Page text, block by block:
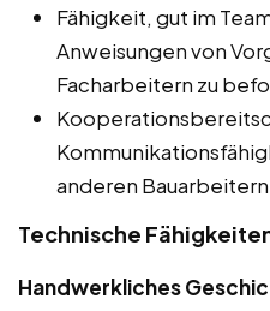
Fähigkeit, gut im
Anweisungen von
Facharbeitern zu
anderen
Technische
Handwerkliches